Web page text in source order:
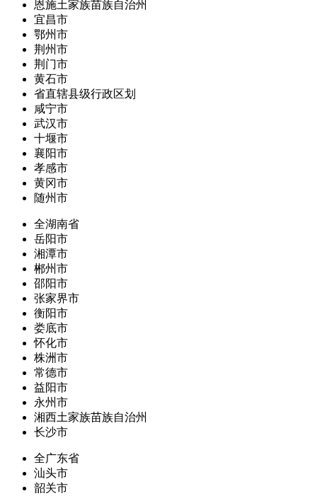
恩施土家族苗族自治州
宜昌市
鄂州市
荆州市
荆门市
黄石市
省直辖县级行政区划
咸宁市
武汉市
十堰市
襄阳市
孝感市
黄冈市
随州市
全湖南省
岳阳市
湘潭市
郴州市
邵阳市
张家界市
衡阳市
娄底市
怀化市
株洲市
常德市
益阳市
永州市
湘西土家族苗族自治州
长沙市
全广东省
汕头市
韶关市